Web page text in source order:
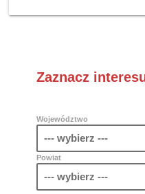
Zaznacz
Województwo
Powiat